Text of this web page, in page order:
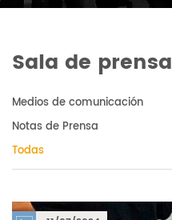
Sala de prensa
Medios de comunicación
Notas de Prensa
Todas